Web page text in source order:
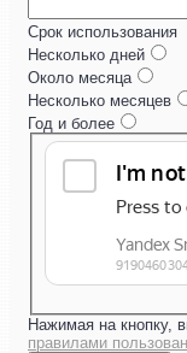
Срок использования
Несколько дней
Около месяца
Несколько месяцев
Год и более
Нажимая на кнопку,
правилами